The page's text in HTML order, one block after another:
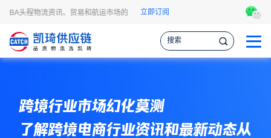
头程物流资讯、贸易和航运市场的趋势和最新事件，让您掌握各种情报，作出
立即订阅
跨境行业市场幻化莫测
了解跨境电商行业资讯和最新动态从